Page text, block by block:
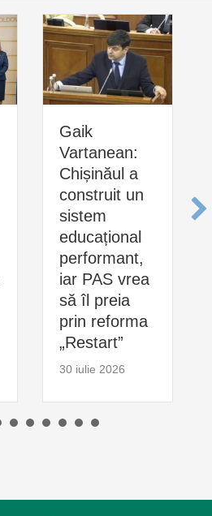
Gaik
Vartanean:
Chișinăul a
construit un
sistem
educațional
performant,
iar PAS vrea
să îl preia
prin reforma
„Restart”
30 iulie 2026